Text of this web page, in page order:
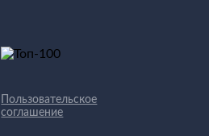
Пользовательское
соглашение